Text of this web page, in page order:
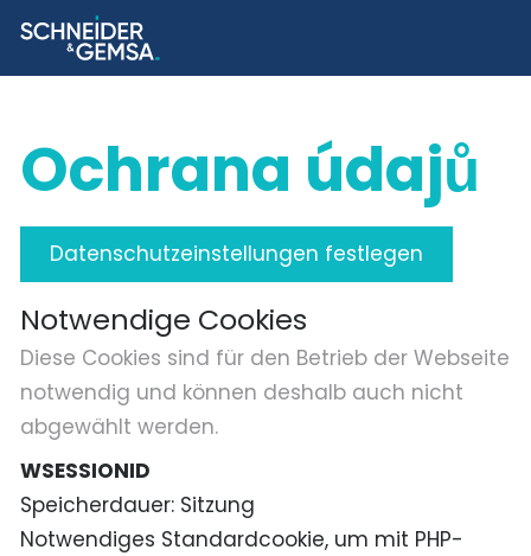
Ochrana údajů
Datenschutzeinstellungen festlegen
Notwendige Cookies
Diese Cookies sind für den Betrieb der Webseite
notwendig und können deshalb auch nicht
abgewählt werden.
WSESSIONID
Speicherdauer Sitzung
Notwendiges Standardcookie, um mit PHP-